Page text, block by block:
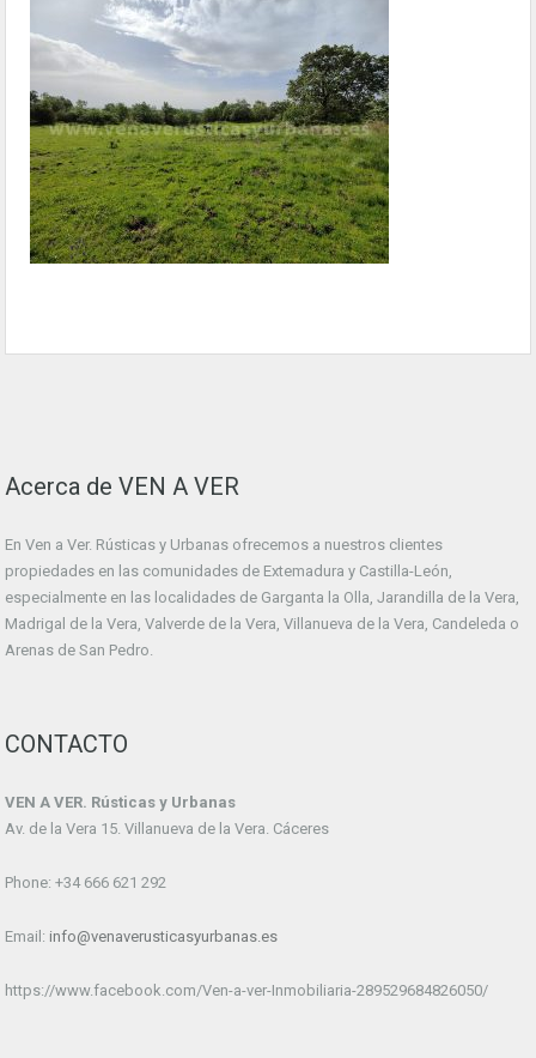
Acerca de VEN A VER
En Ven a Ver. Rústicas y Urbanas ofrecemos a nuestros clientes
propiedades en las comunidades de Extemadura y Castilla-León,
especialmente en las localidades de Garganta la Olla, Jarandilla de la Vera,
Madrigal de la Vera, Valverde de la Vera, Villanueva de la Vera, Candeleda o
Arenas de San Pedro.
CONTACTO
VEN A VER. Rústicas y Urbanas
Av. de la Vera 15. Villanueva de la Vera. Cáceres
Phone: +34 666 621 292
Email: info@venaverusticasyurbanas.es
https://www.facebook.com/Ven-a-ver-Inmobiliaria-289529684826050/